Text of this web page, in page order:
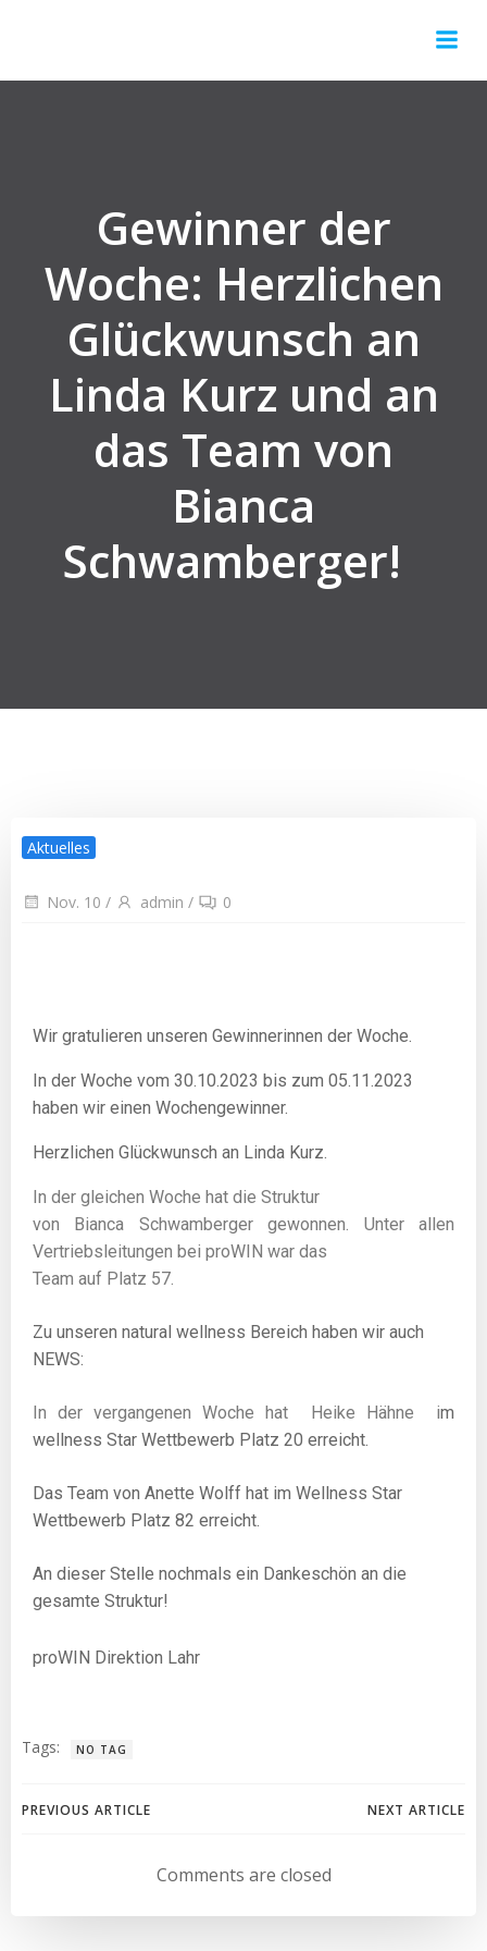
Gewinner der
Woche: Herzlichen
Glückwunsch an
Linda Kurz und an
das Team von
Bianca
Schwamberger!
Aktuelles
Nov. 10 / admin / 0
Wir gratulieren unseren Gewinnerinnen der Woche.
In der Woche vom 30 .10.2023 bis zum 05.11.2023
haben wir einen Wochengewinner.
Herzlichen Glückwunsch an Linda Kurz.
In der gleichen Woche hat die Struktur
von Bianca Schwamberger gewonnen. Unter allen
Vertriebsleitungen bei proWIN war das
Team auf Platz 57.
Zu unseren natural wellness Bereich haben wir auch
NEWS:
In der vergangenen Woche hat Heike Hähne im
wellness Star Wettbewerb Platz 20 erreicht.
Das Team von Anette Wolff hat im Wellness Star
Wettbewerb Platz 82 erreicht.
An dieser Stelle nochmals ein Dankeschön an die
gesamte Struktur!
proWIN Direktion Lahr
Tags: NO TAG
PREVIOUS ARTICLE NEXT ARTICLE
Comments are closed